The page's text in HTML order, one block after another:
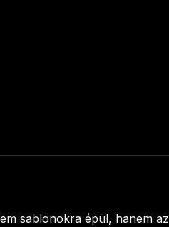
sablonokra épül, hanem az